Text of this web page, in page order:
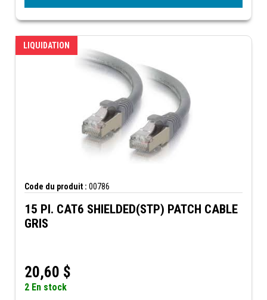
LIQUIDATION
Code du produit : 00786
15 PI. CAT6 SHIELDED(STP) PATCH CABLE
GRIS
20,60 $
2 En stock